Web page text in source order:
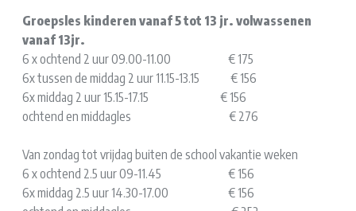
Groepsles kinderen vanaf 5 tot 13 jr. volwassenen
vanaf 13jr.
6 x ochtend 2 uur 09.00-11.00 € 175
6x tussen de middag 2 uur 11.15-13.15 € 156
6x middag 2 uur 15.15-17.15 € 156
ochtend en middagles € 276
Van zondag tot vrijdag buiten de school vakantie weken
6 x ochtend 2.5 uur 09-11.45 € 156
6x middag 2.5 uur 14.30-17.00 € 156